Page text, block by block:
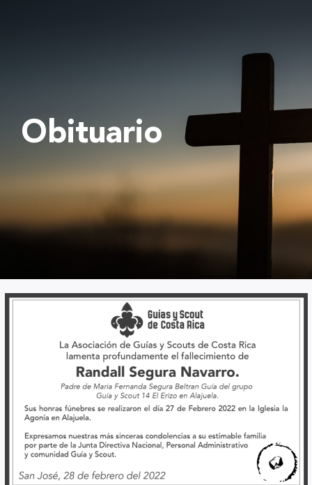
Obituario